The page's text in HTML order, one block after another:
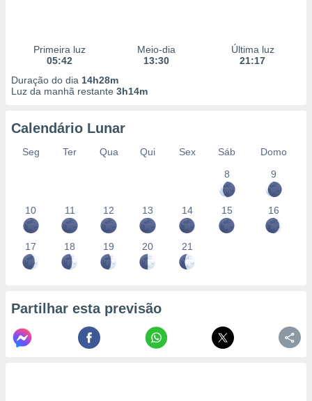
Primeira luz
05:42
Meio-dia
13:30
Última luz
21:17
Duração do dia 14h28m
Luz da manhã restante 3h14m
Calendário Lunar
Seg Ter Qua Qui Sex Sáb
Domo
8
9
10 11 12 13 14 15 16
17 18 19 20 21
Partilhar esta previsão